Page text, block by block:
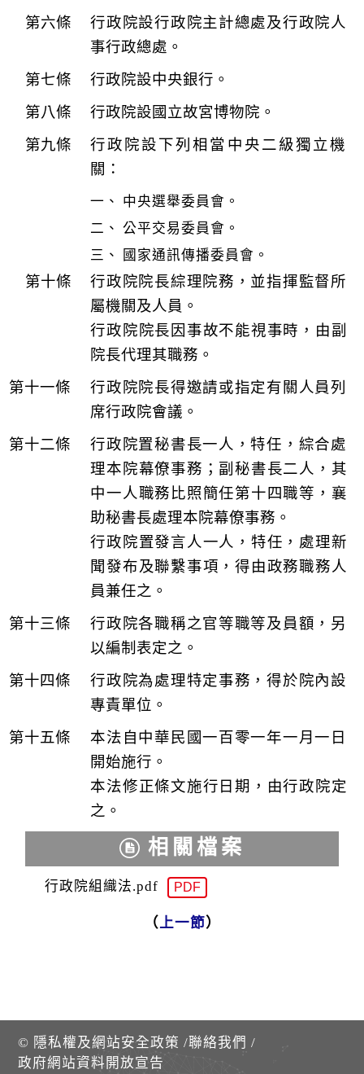
行政院設行政院主計總處及行政院人
事行政總處。
行政院設中央銀行。
行政院設國立故宮博物院。
行政院設下列相當中央二級獨立機
關：
中央選舉委員會。
公平交易委員會。
國家通訊傳播委員會。
行政院院長綜理院務，並指揮監督所
屬機關及人員。
行政院院長因事故不能視事時，由副
院長代理其職務。
行政院院長得邀請或指定有關人員列
席行政院會議。
行政院置秘書長一人，特任，綜合處
理本院幕僚事務；副秘書長二人，其
中一人職務比照簡任第十四職等，襄
助秘書長處理本院幕僚事務。
行政院置發言人一人，特任，處理新
聞發布及聯繫事項，得由政務職務人
員兼任之。
行政院各職稱之官等職等及員額，另
以編制表定之。
行政院為處理特定事務，得於院內設
專責單位。
本法自中華民國一百零一年一月一日
開始施行。
本法修正條文施行日期，由行政院定
之。
相關檔案
行政院組織法.pdf PDF
（ 上一節）
© 隱私權及網站安全政策 /聯絡我們 /
政府網站資料開放宣告